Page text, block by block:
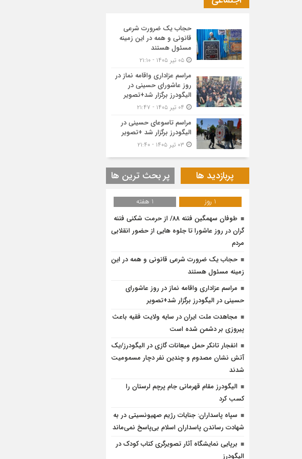
حجاب یک ضرورت شرعی
قانونی و همه در این زمینه
مسئول هستند
مراسم عزاداری واقامه نماز در
روز عاشورای حسینی در
الیگودرز برگزار شد+تصویر
مراسم تاسوعای حسینی در
الیگودرز برگزار شد +تصویر
پربازدید ها پر بحث ترین ها
1 روز
1 هفته
طوفان سهمگین فتنه ۸۸/ از حرمت شکنی فتنه
گران در روز عاشورا تا جلوه هایی از حضور انقلابی
مردم
حجاب یک ضرورت شرعی قانونی و همه در این
زمینه مسئول هستند
مراسم عزاداری واقامه نماز در روز عاشورای
حسینی در الیگودرز برگزار شد+تصویر
مجاهدت ملت ایران در سایه ولایت فقیه باعث
پیروزی بر دشمن شده است
انفجار تانکر حمل میعانات گازی در الیگودرز/یک
آتش نشان مصدوم و چندین نفر دچار مسمومیت
شدند
الیگودرز مقام قهرمانی جام پرچم لرستان را
کسب کرد
سپاه پاسداران: جنایات رژیم صهیونسیتی در به
شهادت رساندن پاسداران اسلام بی‌پاسخ نمی‌ماند
برپایی نمایشگاه آثار تصویرگری کتاب کودک در
الیگودرز